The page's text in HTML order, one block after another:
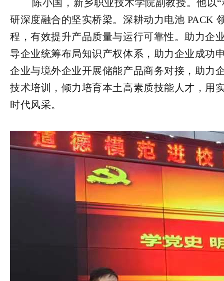
研深度融合的坚实桥梁。深耕动力电池 PACK
程，有效提升产品质量与运行可靠性。助力企
导企业统筹布局知识产权体系，助力企业成功
企业与境外企业开展储能产品商务对接，助力
技术培训，倾力培育本土高素质技能人才，用
时代风采。